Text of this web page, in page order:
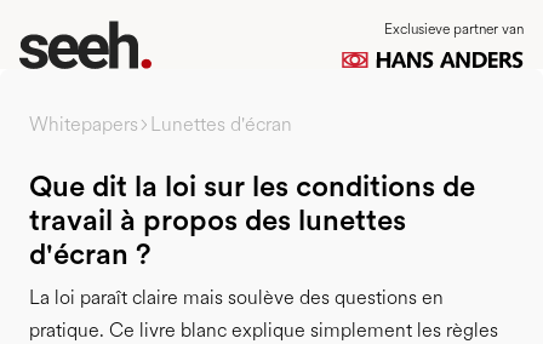
Exclusieve partner van
Whitepapers Lunettes d'écran
Que dit la loi sur les conditions de
travail à propos des lunettes
d'écran ?
La loi paraît claire mais soulève des questions en
pratique. Ce livre blanc explique simplement les règles